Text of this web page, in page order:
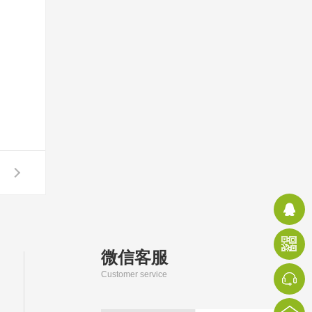
微信客服
Customer service